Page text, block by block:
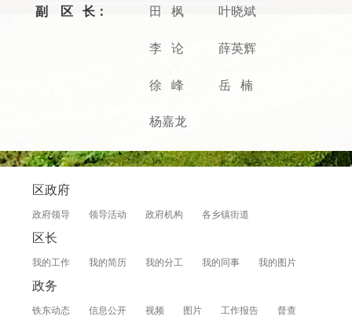
副 区 长： 田 枫 叶晓斌
李 论 薛英辉
徐 峰 岳 楠
杨嘉龙
区政府
政府领导 领导活动 政府机构 各乡镇街道
区长
我的工作 我的简历 我的分工 我的同事 我的图片
政务
铁东动态 信息公开 视频 图片 工作报告 督查